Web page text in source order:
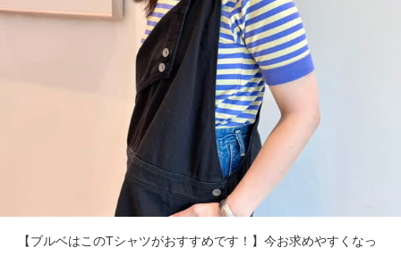
【ブルベはこのTシャツがおすすめです！】今お求めやすくなっ